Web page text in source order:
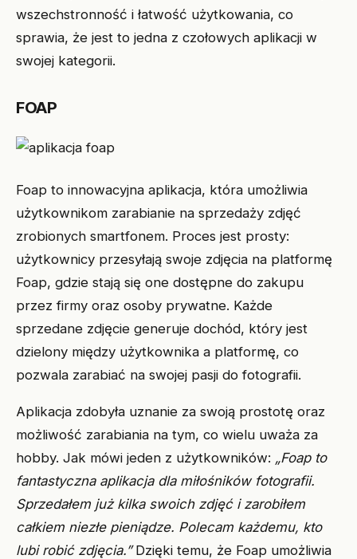
wszechstronność i łatwość użytkowania, co
sprawia, że jest to jedna z czołowych aplikacji w
swojej kategorii.
FOAP
Foap to innowacyjna aplikacja, która umożliwia
użytkownikom zarabianie na sprzedaży zdjęć
zrobionych smartfonem. Proces jest prosty:
użytkownicy przesyłają swoje zdjęcia na platformę
Foap, gdzie stają się one dostępne do zakupu
przez firmy oraz osoby prywatne. Każde
sprzedane zdjęcie generuje dochód, który jest
dzielony między użytkownika a platformę, co
pozwala zarabiać na swojej pasji do fotografii.
Aplikacja zdobyła uznanie za swoją prostotę oraz
możliwość zarabiania na tym, co wielu uważa za
hobby. Jak mówi jeden z użytkowników: „Foap to
fantastyczna aplikacja dla miłośników fotografii.
Sprzedałem już kilka swoich zdjęć i zarobiłem
całkiem niezłe pieniądze. Polecam każdemu, kto
lubi robić zdjęcia.”Dzięki temu, że Foap umożliwia